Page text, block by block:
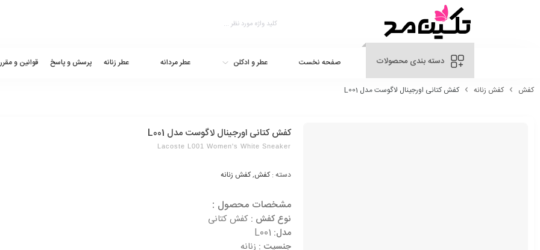
دسته بندی محصولات صفحه نخست عطر و ادکلن عطر مردانه عطر زنانه پرسش و پاسخ قوانین و
کفش کفش زنانه کفش کتانی اورجینال لاگوست مدل L001
کفش کتانی اورجینال لاگوست مدل L001
Lacoste L001 Women's White Sneaker
دسته :کفش,کفش زنانه
مشخصات محصول :
نوع کفش : کفش کتانی
مدل: L001
جنسیت : زنانه